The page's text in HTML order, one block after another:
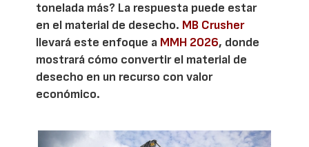
tonelada más? La respuesta puede estar
en el material de desecho. MB Crusher
llevará este enfoque a MMH 2026, donde
mostrará cómo convertir el material de
desecho en un recurso con valor
económico.